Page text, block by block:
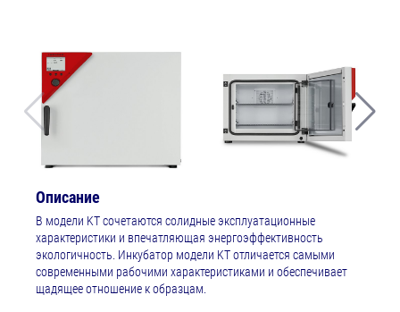
Описание
В модели KT сочетаются солидные эксплуатационные
характеристики и впечатляющая энергоэффективность
экологичность. Инкубатор модели KT отличается самыми
современными рабочими характеристиками и обеспечивает
щадящее отношение к образцам.